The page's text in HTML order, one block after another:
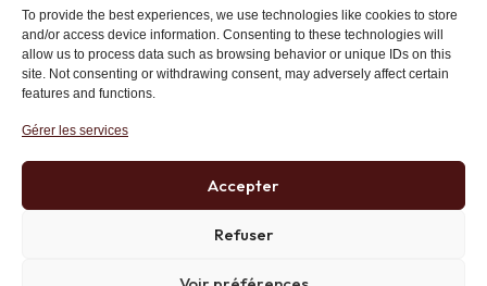
To provide the best experiences, we use technologies like cookies to store
and/or access device information. Consenting to these technologies will
allow us to process data such as browsing behavior or unique IDs on this
site. Not consenting or withdrawing consent, may adversely affect certain
features and functions.
Gérer les services
Accepter
Refuser
Institut des Libertés
+33 (0)1 71 20 45 39